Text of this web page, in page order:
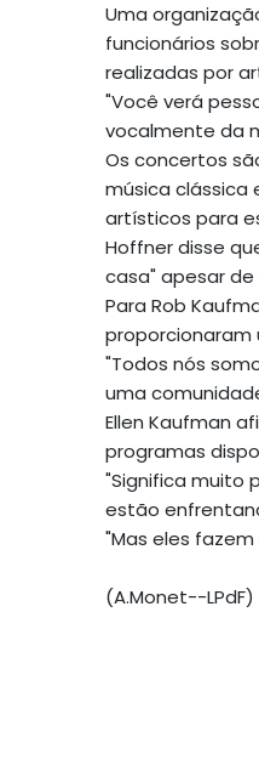
Uma
funcionários
realizadas por
"Você verá
vocalmente da
Os concertos
música clássica
artísticos para
Hoffner disse
casa" apesar
Para Rob
proporcionaram
"Todos nós
uma
Ellen Kaufman
programas
"Significa muito
estão
"Mas eles
(A.Monet--LPdF)